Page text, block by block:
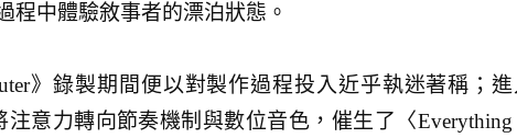
程中體驗敘事者的漂泊狀態。
》錄製期間便以對製作過程投入近乎執迷著稱；進
注意力轉向節奏機制與數位音色，催生了〈Everything